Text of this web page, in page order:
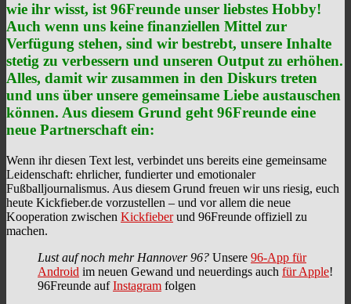
wie ihr wisst, ist 96Freunde unser liebstes Hobby!
Auch wenn uns keine finanziellen Mittel zur
Verfügung stehen, sind wir bestrebt, unsere Inhalte
stetig zu verbessern und unseren Output zu erhöhen.
Alles, damit wir zusammen in den Diskurs treten
und uns über unsere gemeinsame Liebe austauschen
können. Aus diesem Grund geht 96Freunde eine
neue Partnerschaft ein:
Wenn ihr diesen Text lest, verbindet uns bereits eine gemeinsame
Leidenschaft: ehrlicher, fundierter und emotionaler
Fußballjournalismus. Aus diesem Grund freuen wir uns riesig, euch
heute Kickfieber.de vorzustellen – und vor allem die neue
Kooperation zwischen Kickfieberund 96Freunde offiziell zu
machen.
Lust auf noch mehr Hannover 96? Unsere 96-App für
Android im neuen Gewand und neuerdings auch für Apple!
96Freunde aufInstagram folgen